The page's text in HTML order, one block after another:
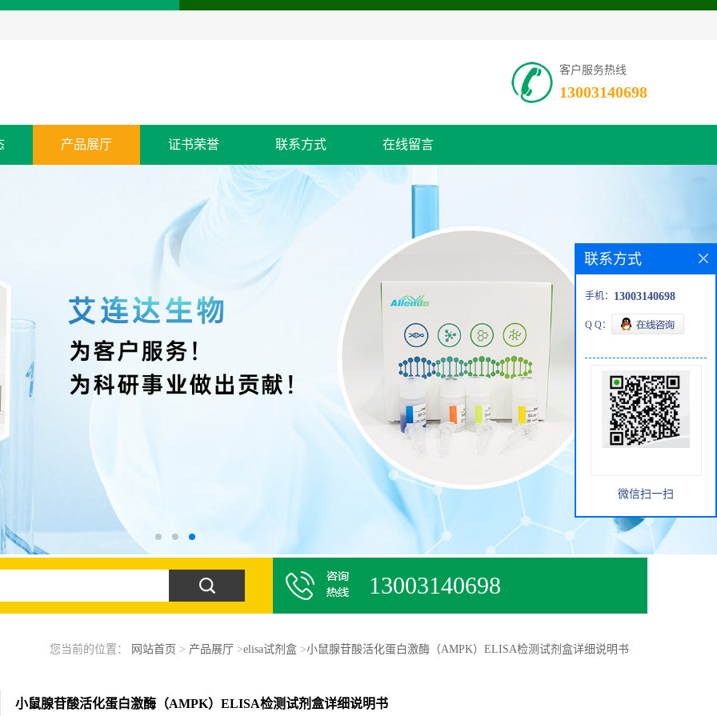
客户服务热线
13003140698
产品展厅 证书荣誉 联系方式 在线留言
13003140698
您当前的位置： 网站首页 > 产品展厅 >elisa试剂盒>小鼠腺苷酸活化蛋白激酶（AMPK）ELISA检测试剂盒详细说明书
小鼠腺苷酸活化蛋白激酶（AMPK）ELISA检测试剂盒详细说明书
联系方式
手机： 13003140698
Q Q：
微信扫一扫